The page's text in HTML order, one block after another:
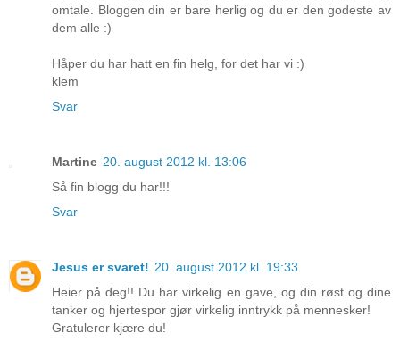
omtale. Bloggen din er bare herlig og du er den godeste av
dem alle :)
Håper du har hatt en fin helg, for det har vi :)
klem
Svar
Martine 20. august 2012 kl. 13:06
Så fin blogg du har!!!
Svar
Jesus er svaret! 20. august 2012 kl. 19:33
Heier på deg!! Du har virkelig en gave, og din røst og dine
tanker og hjertespor gjør virkelig inntrykk på mennesker!
Gratulerer kjære du!